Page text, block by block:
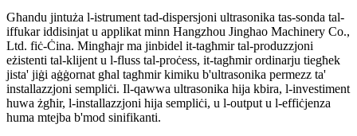
Għandu jintuża l-istrument tad-dispersjoni ultrasonika tas-sonda tal-
iffukar iddisinjat u applikat minn Hangzhou Jinghao Machinery Co.,
Ltd. fiċ-Ċina. Mingħajr ma jinbidel it-tagħmir tal-produzzjoni
eżistenti tal-klijent u l-fluss tal-proċess, it-tagħmir ordinarju tiegħek
jista' jiġi aġġornat għal tagħmir kimiku b'ultrasonika permezz ta'
installazzjoni sempliċi. Il-qawwa ultrasonika hija kbira, l-investiment
huwa żgħir, l-installazzjoni hija sempliċi, u l-output u l-effiċjenza
huma mtejba b'mod sinifikanti.